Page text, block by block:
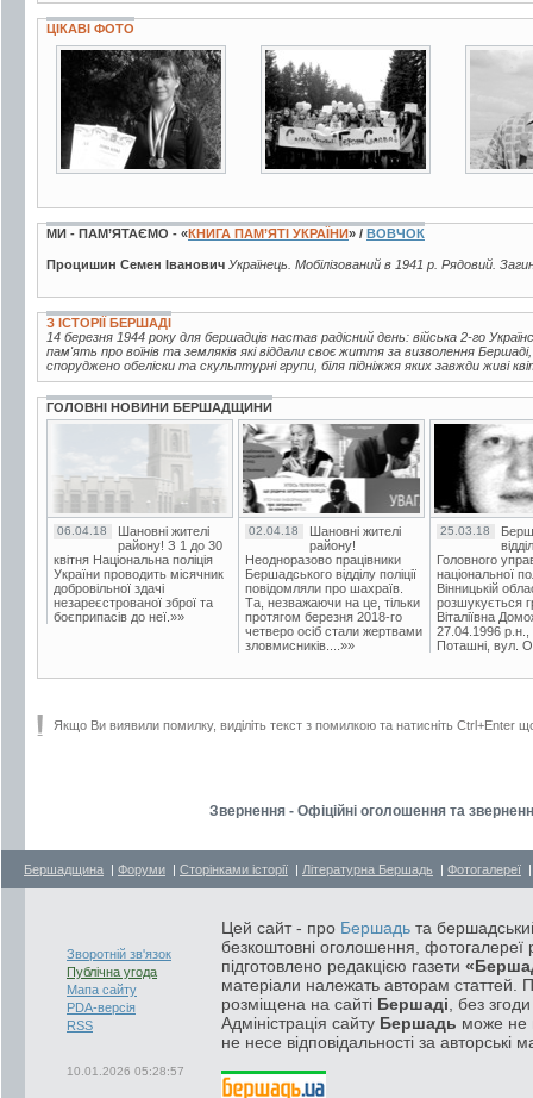
ЦІКАВІ ФОТО
2 фото 3 фото
МИ - ПАМ’ЯТАЄМО - «КНИГА ПАМ’ЯТІ УКРАЇНИ» / ВОВЧОК
Процишин Семен Іванович Українець. Мобілізований в 1941 р. Рядовий.
З ІСТОРІЇ БЕРШАДІ
14 березня 1944 року для бершадців настав радісний день: війська 2-го
пам'ять про воїнів та земляків які віддали своє життя за визволення
споруджено обеліски та скульптурні групи, біля підніжжя яких завжди живі
ГОЛОВНІ НОВИНИ БЕРШАДЩИНИ
06.04.18
Шановні жителі
району! З 1 до 30
квітня Національна поліція
України проводить місячник
добровільної здачі
незареєстрованої зброї та
боєприпасів до неї.»»
02.04.18
Шановні жителі
району!
Неодноразово працівники
Бершадського відділу поліції
повідомляли про шахраїв.
Та, незважаючи на це, тільки
протягом березня 2018-го
четверо осіб стали жертвами
зловмисників....»»
25.03.18
Головного
національної
Вінницькій
розшукується
Віталіївна
27.04.1996 р.н.,
Поташні, вул.
Якщо Ви виявили помилку, виділіть текст з помилкою та натисніть Ctrl+Enter
Звернення - Офіційні оголошення та
Бершадщина | Форуми | Сторінками історії | Літературна Бершадь | Фотогалереї
Зворотній зв'язок
Публічна угода
Мапа сайту
PDA-версія
RSS
10.01.2026 05:28:57
Цей сайт - про Бершадь та
безкоштовні оголошення, фотогалереї
підготовлено редакцією газети
матеріали належать авторам статтей.
розміщена на сайті Бершаді , без
Адміністрація сайту Бершадь може не
не несе відповідальності за авторські